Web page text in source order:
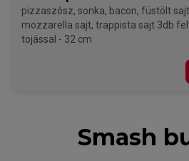
pizzaszósz, sonka, bacon, füstölt sajt,
mozzarella sajt, trappista sajt 3db felvert
tojással - 32 cm
Smash